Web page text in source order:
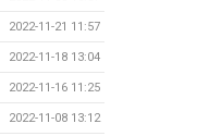
2022-11-21 11:57
2022-11-18 13:04
2022-11-16 11:25
2022-11-08 13:12